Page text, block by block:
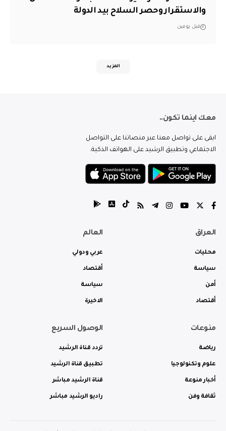
والاستقرار وحصر السلاح بيد الدولة
قبل يومين
المزيد
معك اينما تكون..
ابقى على تواصل معنا عبر منصاتنا على التواصل
الاجتماعي وتطبيق الرشيد على الهواتف الذكية.
العراق
محليات
سياسة
أمن
أقتصاد
العالم
عربي ودولي
أقتصاد
سياسة
الاخيرة
منوعات
رياضة
علوم وتكنولوجيا
أخبار منوعة
ثقافة وفن
الوصول السريع
تردد قناة الرشيد
تطبيق قناة الرشيد
قناة الرشيد مباشر
راديو الرشيد مباشر